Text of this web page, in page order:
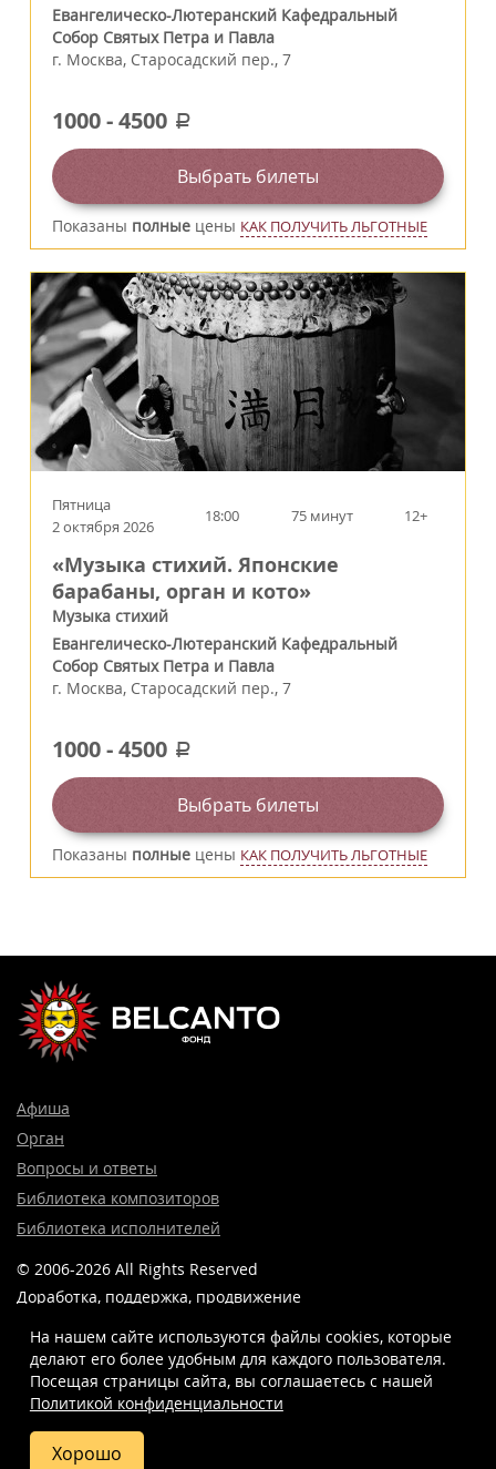
Евангелическо-Лютеранский Кафедральный
Собор Святых Петра и Павла
г. Москва, Старосадский пер., 7
1000-4500 a
Выбрать билеты
Показаны полные цены КАК ПОЛУЧИТЬ ЛЬГОТНЫЕ
Пятница
2 октября 2026
18:00 75 минут 12+
«Музыка стихий. Японские
барабаны, орган и кото»
Музыка стихий
Евангелическо-Лютеранский Кафедральный
Собор Святых Петра и Павла
г. Москва, Старосадский пер., 7
1000-4500 a
Выбрать билеты
Показаны полные цены КАК ПОЛУЧИТЬ ЛЬГОТНЫЕ
Афиша
Орган
Вопросы и ответы
Библиотека композиторов
Библиотека исполнителей
© 2006-2026 All Rights Reserved
Доработка, поддержка, продвижение
8 (499) 923-22-78
info@belcantofund.com
На нашем сайте используются файлы cookies, которые
делают его более удобным для каждого пользователя.
Посещая страницы сайта, вы соглашаетесь c нашей
Политикой конфиденциальности
Хорошо